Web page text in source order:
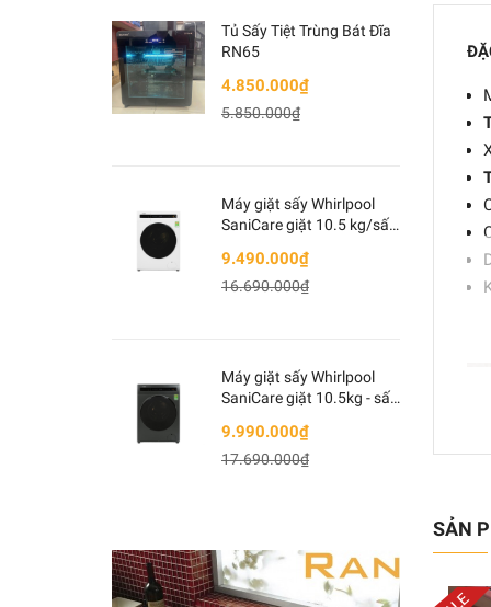
SẢN
Tủ Sấy Tiệt Trùng Bát Đĩa
RN65
4.850.000₫
5.850.000₫
Máy giặt sấy Whirlpool
SaniCare giặt 10.5 kg/sấy
Trắng
9.490.000₫
16.690.000₫
Máy giặt sấy Whirlpool
SaniCare giặt 10.5kg - sấy
9.990.000₫
17.690.000₫